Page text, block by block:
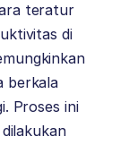
teratur
di
berkala
Proses ini